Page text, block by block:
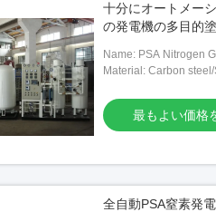
十分にオートメー
の発電機の多目的
Name: PSA Nitrogen
Material: Carbon
最もよい価格
全自動PSA窒素発